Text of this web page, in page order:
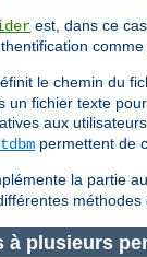
est, dans ce
comme
le chemin du
un fichier texte
aux
permettent de
la partie
à plusieurs